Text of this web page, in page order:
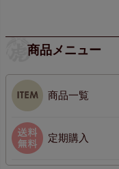
商品メニュー
商品一覧
定期購入